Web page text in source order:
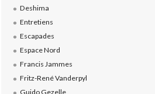
Deshima
Entretiens
Escapades
Espace Nord
Francis Jammes
Fritz-René Vanderpyl
Guido Gezelle